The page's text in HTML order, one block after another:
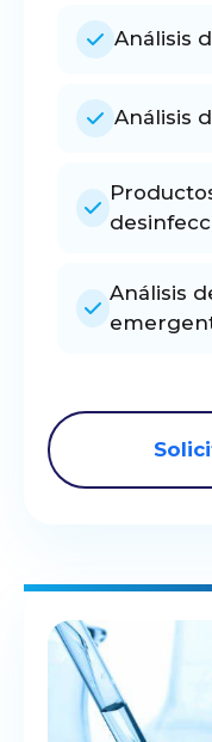
Análisis
Análisis
Análisis